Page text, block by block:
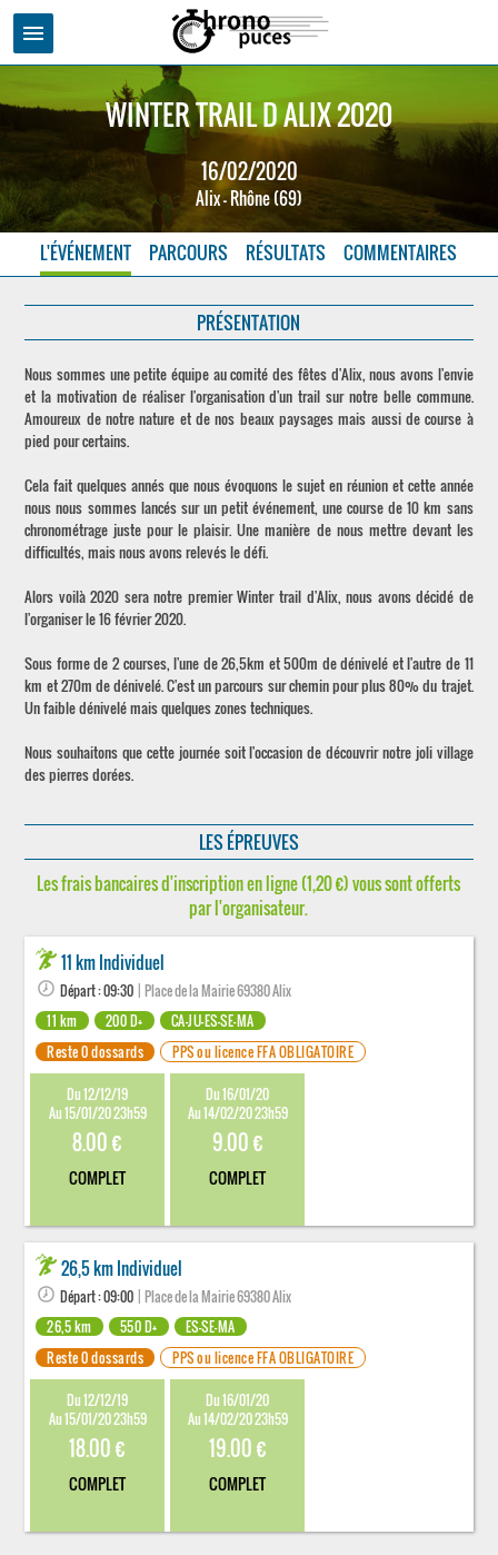
menu
WINTER TRAIL D ALIX 2020
16/02/2020
Alix - Rhône (69)
L'ÉVÉNEMENT PARCOURS RÉSULTATS COMMENTAIRES
PRÉSENTATION
Nous sommes une petite équipe au comité des fêtes d'Alix, nous avons l'envie
et la motivation de réaliser l'organisation d'un trail sur notre belle commune.
Amoureux de notre nature et de nos beaux paysages mais aussi de course à
pied pour certains.
Cela fait quelques annés que nous évoquons le sujet en réunion et cette année
nous nous sommes lancés sur un petit événement, une course de 10 km sans
chronométrage juste pour le plaisir. Une manière de nous mettre devant les
difficultés, mais nous avons relevés le défi.
Alors voilà 2020 sera notre premier Winter trail d'Alix, nous avons décidé de
l'organiser le 16 février 2020.
Sous forme de 2 courses, l'une de 26,5km et 500m de dénivelé et l'autre de 11
km et 270m de dénivelé. C'est un parcours sur chemin pour plus 80% du trajet.
Un faible dénivelé mais quelques zones techniques.
Nous souhaitons que cette journée soit l'occasion de découvrir notre joli village
des pierres dorées.
LES ÉPREUVES
Les frais bancaires d'inscription en ligne (1,20 €) vous sont offerts
par l'organisateur.
11 km Individuel
Départ : 09:30 | Place de la Mairie 69380 Alix
11 km
200 D+
CA-JU-ES-SE-MA
Reste 0 dossards
PPS ou licence FFA OBLIGATOIRE
Du 12/12/19
Au 15/01/20 23h59
8.00 €
COMPLET
Du 16/01/20
Au 14/02/20 23h59
9.00 €
COMPLET
26,5 km Individuel
Départ : 09:00 | Place de la Mairie 69380 Alix
26,5 km
550 D+
ES-SE-MA
Reste 0 dossards
PPS ou licence FFA OBLIGATOIRE
Du 12/12/19
Au 15/01/20 23h59
18.00 €
COMPLET
Du 16/01/20
Au 14/02/20 23h59
19.00 €
COMPLET